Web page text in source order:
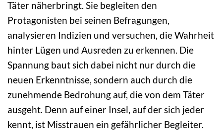
Täter näherbringt. Sie begleiten den
Protagonisten bei seinen Befragungen,
analysieren Indizien und versuchen, die Wahrheit
hinter Lügen und Ausreden zu erkennen. Die
Spannung baut sich dabei nicht nur durch die
neuen Erkenntnisse, sondern auch durch die
zunehmende Bedrohung auf, die von dem Täter
ausgeht. Denn auf einer Insel, auf der sich jeder
kennt, ist Misstrauen ein gefährlicher Begleiter.